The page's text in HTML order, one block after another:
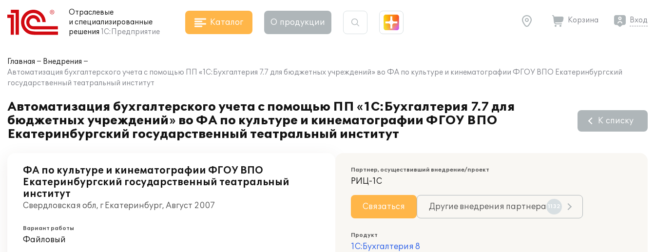
Отраслевые
и специализированные
решения 1С:Предприятие
Каталог О продукции Корзина Вход
Главная
Внедрения
Автоматизация бухгалтерского учета с помощью ПП «1С:Бухгалтерия 7.7 для бюджетных учреждений» во ФА по культуре и кинематографии ФГОУ ВПО Екатеринбургский
государственный театральный институт
Автоматизация бухгалтерского учета с помощью ПП «1С:Бухгалтерия 7.7 для
бюджетных учреждений» во ФА по культуре и кинематографии ФГОУ ВПО
Екатеринбургский государственный театральный институт
К списку
ФА по культуре и кинематографии ФГОУ ВПО
Екатеринбургский государственный театральный
институт
Свердловская обл, г Екатеринбург, Август 2007
Вариант работы
Файловый
Партнер, осуществивший внедрение/проект
РИЦ-1С
Связаться Другие внедрения партнера 1132
Продукт
1С:Бухгалтерия 8